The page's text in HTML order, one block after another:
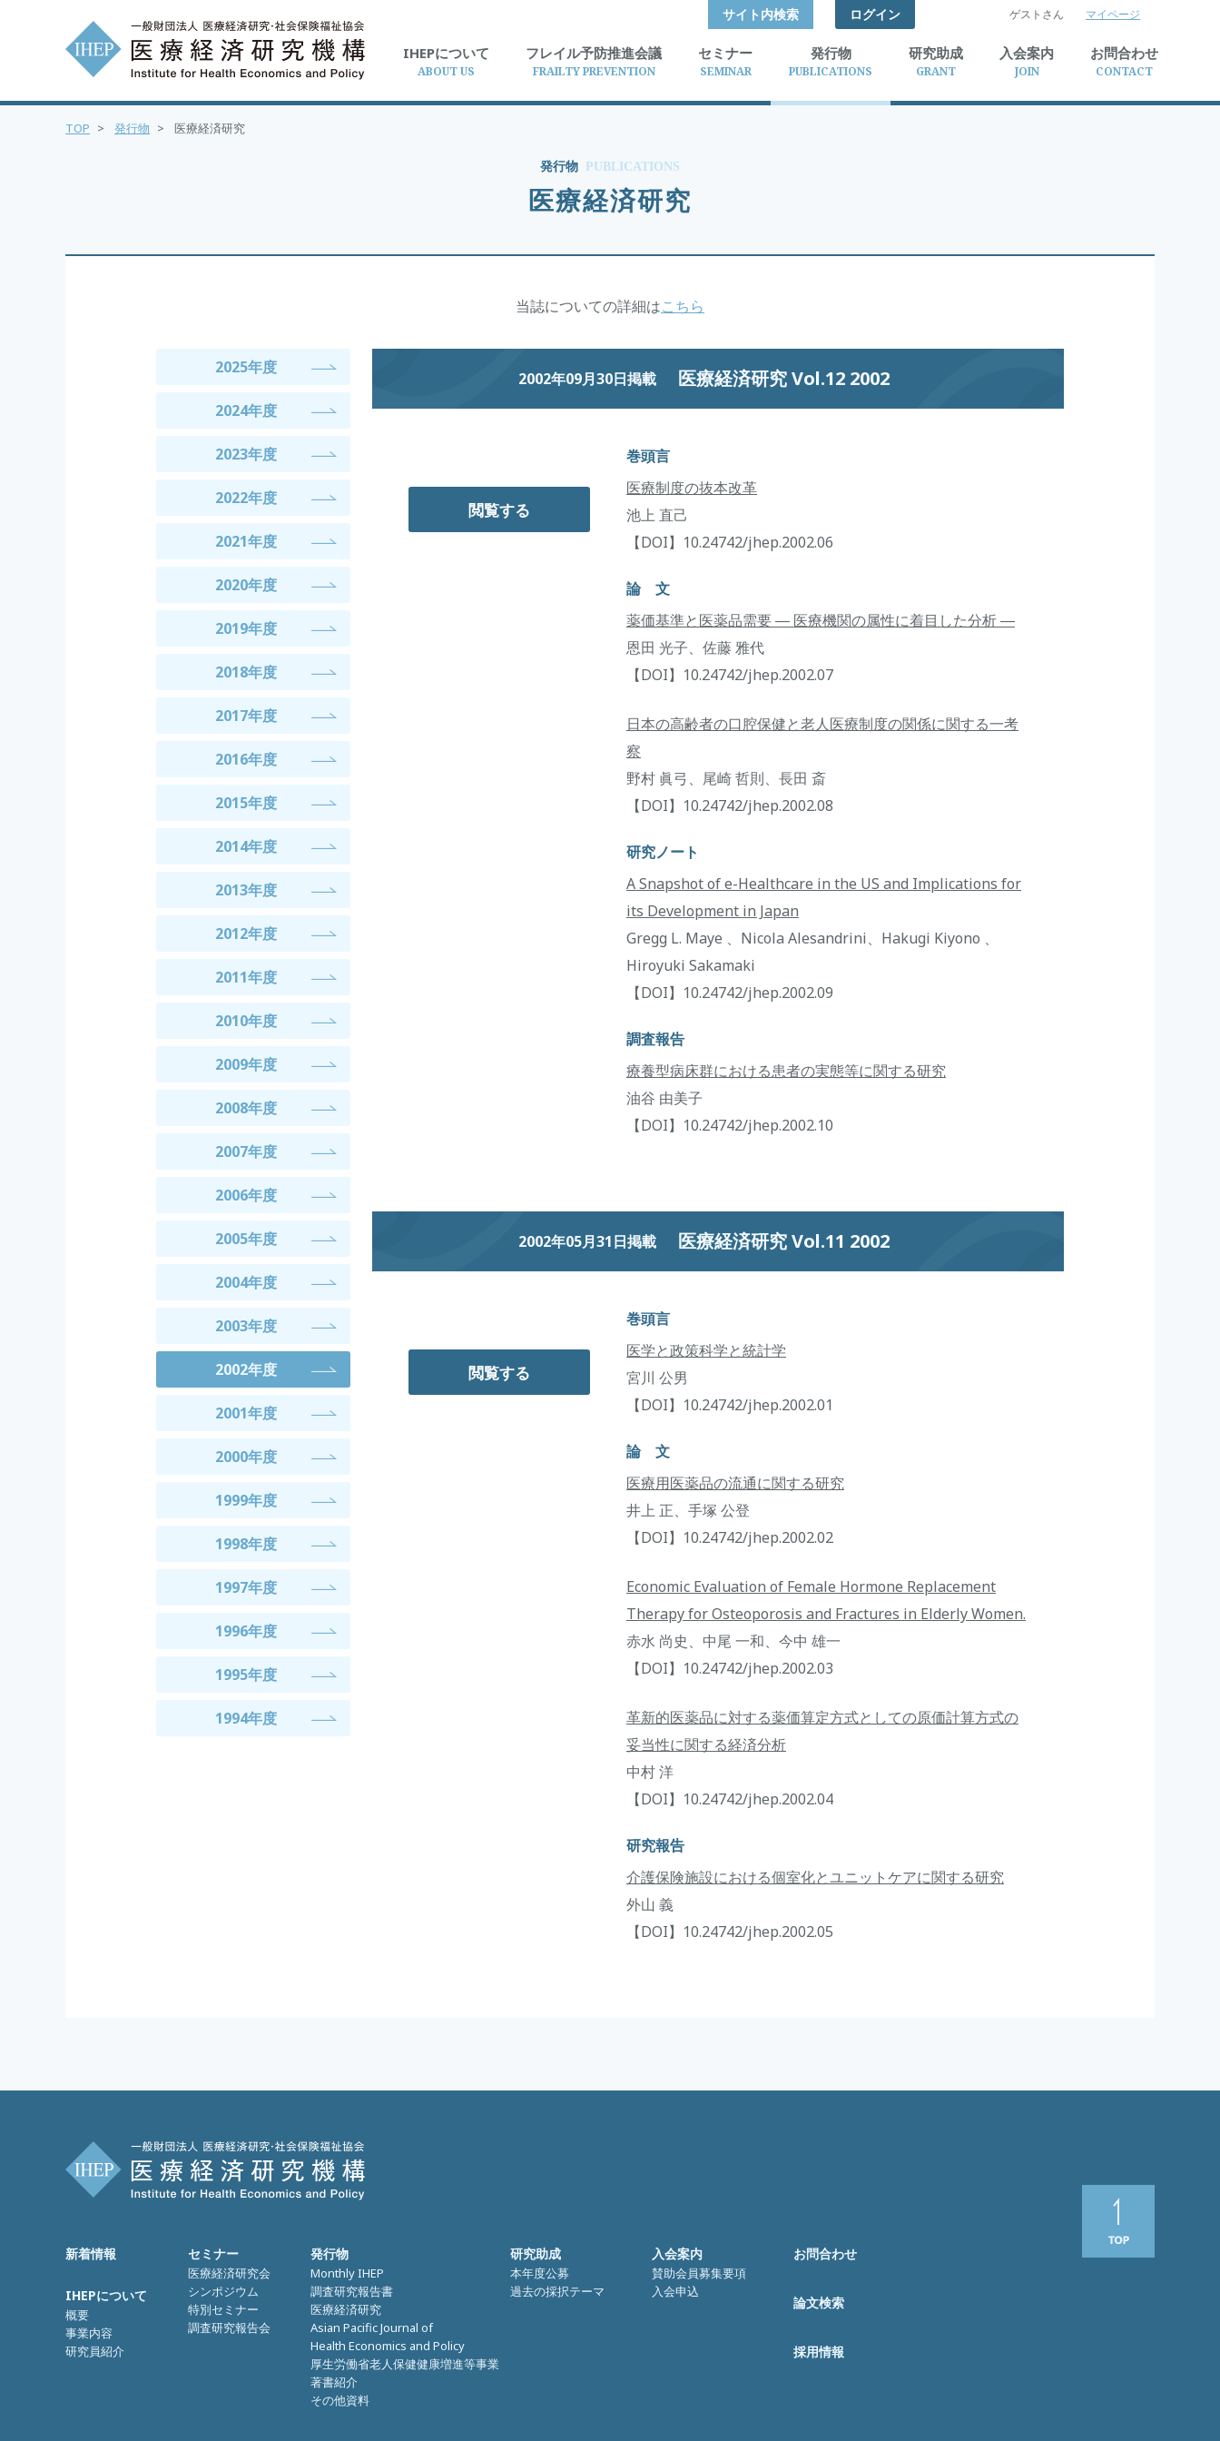
サイト内検索 検索
ログイン ゲストさん マイページ
IHEPについて
ABOUT US
フレイル予防推進会議
FRAILTY PREVENTION
セミナー
SEMINAR
発行物
PUBLICATIONS
研究助成
GRANT
入会案内
JOIN
お問合わせ
CONTACT
発行物 PUBLICATIONS
医療経済研究
TOP > 発行物 > 医療経済研究
当誌についての詳細はこちら
2025年度
2024年度
2023年度
2022年度
2021年度
2020年度
2019年度
2018年度
2017年度
2016年度
2015年度
2014年度
2013年度
2012年度
2011年度
2010年度
2009年度
2008年度
2007年度
2006年度
2005年度
2004年度
2003年度
2002年度
2001年度
2000年度
1999年度
1998年度
1997年度
1996年度
1995年度
1994年度
2002年09月30日掲載 医療経済研究 Vol.12 2002
閲覧する
巻頭言
医療制度の抜本改革
池上 直己
【DOI】10.24742/jhep.2002.06
論 文
薬価基準と医薬品需要 ― 医療機関の属性に着目した分析 ―
恩田 光子、佐藤 雅代
【DOI】10.24742/jhep.2002.07
日本の高齢者の口腔保健と老人医療制度の関係に関する一考
察
野村 眞弓、尾崎 哲則、長田 斎
【DOI】10.24742/jhep.2002.08
研究ノート
A Snapshot of e-Healthcare in the US and Implications for
its Development in Japan
Gregg L. Maye 、Nicola Alesandrini、Hakugi Kiyono 、
Hiroyuki Sakamaki
【DOI】10.24742/jhep.2002.09
調査報告
療養型病床群における患者の実態等に関する研究
油谷 由美子
【DOI】10.24742/jhep.2002.10
2002年05月31日掲載 医療経済研究 Vol.11 2002
閲覧する
巻頭言
医学と政策科学と統計学
宮川 公男
【DOI】10.24742/jhep.2002.01
論 文
医療用医薬品の流通に関する研究
井上 正、手塚 公登
【DOI】10.24742/jhep.2002.02
Economic Evaluation of Female Hormone Replacement
Therapy for Osteoporosis and Fractures in Elderly Women.
赤水 尚史、中尾 一和、今中 雄一
【DOI】10.24742/jhep.2002.03
革新的医薬品に対する薬価算定方式としての原価計算方式の
妥当性に関する経済分析
中村 洋
【DOI】10.24742/jhep.2002.04
研究報告
介護保険施設における個室化とユニットケアに関する研究
外山 義
【DOI】10.24742/jhep.2002.05
新着情報
IHEPについて
概要
事業内容
研究員紹介
セミナー
医療経済研究会
シンポジウム
特別セミナー
調査研究報告会
発行物
Monthly IHEP
調査研究報告書
医療経済研究
Asian Pacific Journal of
Health Economics and Policy
厚生労働省老人保健健康増進等事業
著書紹介
その他資料
研究助成
本年度公募
過去の採択テーマ
入会案内
賛助会員募集要項
入会申込
お問合わせ
論文検索
採用情報